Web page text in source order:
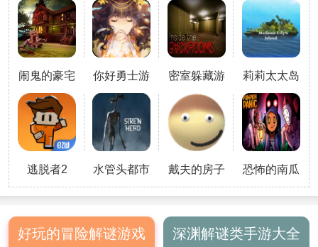
活的微操作触手可及，自由挑战不
同的玩法，享受精彩欢乐的游戏体
验，克服一切困难，丰富拼图任
务，完成后感受更多乐趣。如感兴
趣的话就快来下载体验吧！游戏特
色1、多样精彩有趣的休闲玩法，
刺激的冒险解密，锻炼脑力；2、
还有很多不同种类的恐龙，可以随
意挑选，欢乐
闹鬼的豪宅
可怕故事
你好勇士游
戏
密室躲藏游
戏
莉莉太太岛
游戏2024
逃脱者2
The
水管头都市
传说游戏
戴夫的房子
游戏
恐怖的南瓜
农场游戏
好玩的冒险解谜游戏 深渊解谜类手游大全